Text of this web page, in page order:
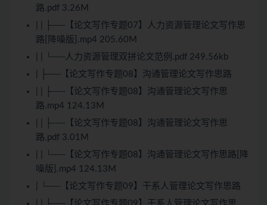
路.pdf 3.26M
| | ├──【论文写作专题07】人力资源管理论文写作思
路[降噪版].mp4 205.60M
| | └──人力资源管理双拼论文范例.pdf 249.56kb
| ├──【论文写作专题08】沟通管理论文写作思路
| | ├──【论文写作专题08】沟通管理论文写作思
路.mp4 124.13M
| | ├──【论文写作专题08】沟通管理论文写作思
路.pdf 3.01M
| | └──【论文写作专题08】沟通管理论文写作思路[降
噪版].mp4 124.13M
| └──【论文写作专题09】干系人管理论文写作思路